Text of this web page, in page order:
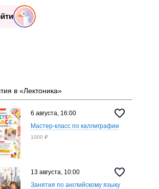
в «Лектоника»
6 августа, 16:00
Мастер-класс по каллиграфии
1000 ₽
13 августа, 10:00
Занятия по английскому языку